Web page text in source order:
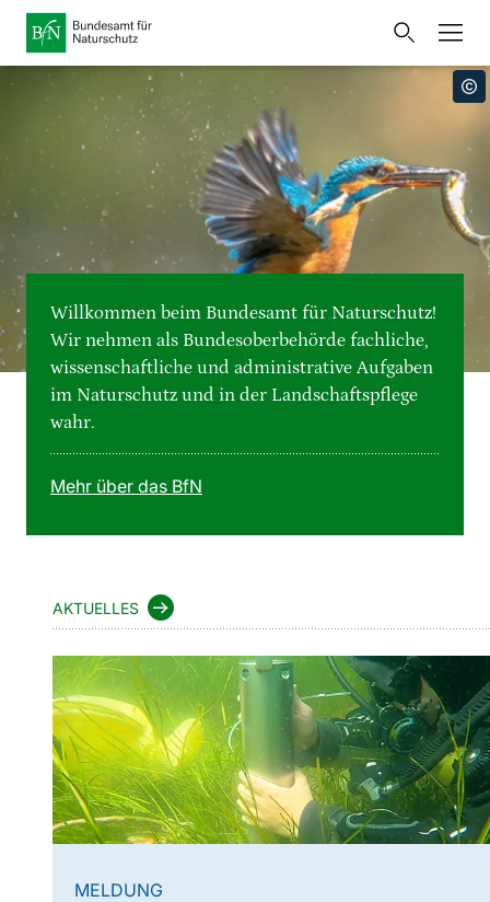
Öffnet
externe
Link
zur
Startseite
Direkt zur Hauptnavigation
Direkt zur Hauptinhalte
Direkt zur Fusszeile
Bundesamt für Naturschutz
Metanavigation
Startseite
Publikationen
Veranstaltungen
Karten und Daten
Leichte Sprache
Gebärdensprache
Willkommen beim Bundesamt für Naturschutz!
Wir nehmen als Bundesoberbehörde fachliche,
wissenschaftliche und administrative Aufgaben
im Naturschutz und in der Landschaftspflege
wahr.
Mehr über das BfN
AKTUELLES
MELDUNG